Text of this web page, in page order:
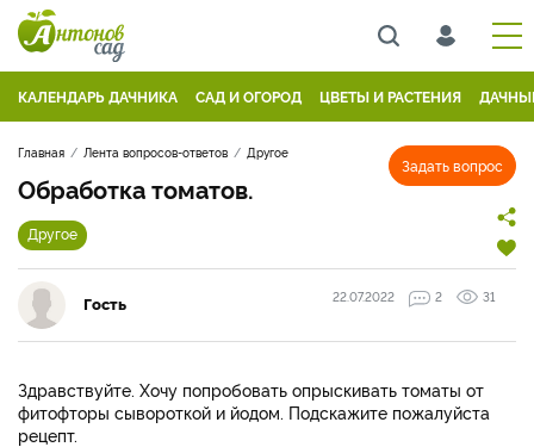
КАЛЕНДАРЬ ДАЧНИКА САД И ОГОРОД ЦВЕТЫ И РАСТЕНИЯ
Задать вопрос
Главная Лента вопросов-ответов Другое
Обработка томатов.
Другое
Гость 22.07.2022 2 31
Здравствуйте. Хочу попробовать опрыскивать томаты от
фитофторы сывороткой и йодом. Подскажите пожалуйста
рецепт.